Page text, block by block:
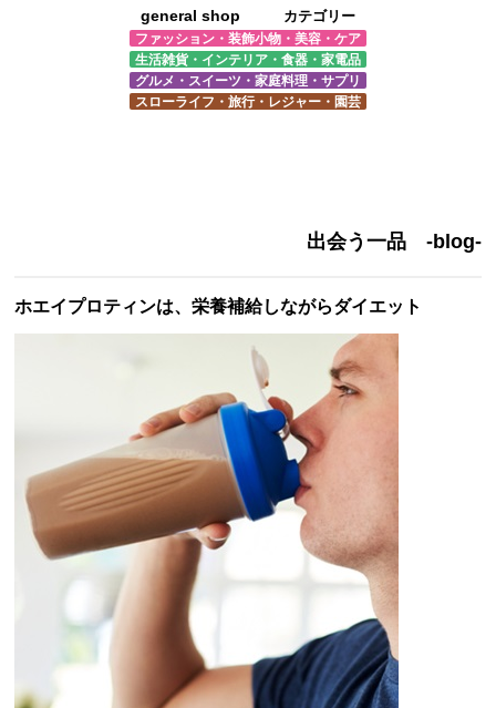
general shop カテゴリー
ファッション・装飾小物・美容・ケア
生活雑貨・インテリア・食器・家電品
グルメ・スイーツ・家庭料理・サプリ
スローライフ・旅行・レジャー・園芸
出会う一品 -blog-
ホエイプロティンは、栄養補給しながらダイエット